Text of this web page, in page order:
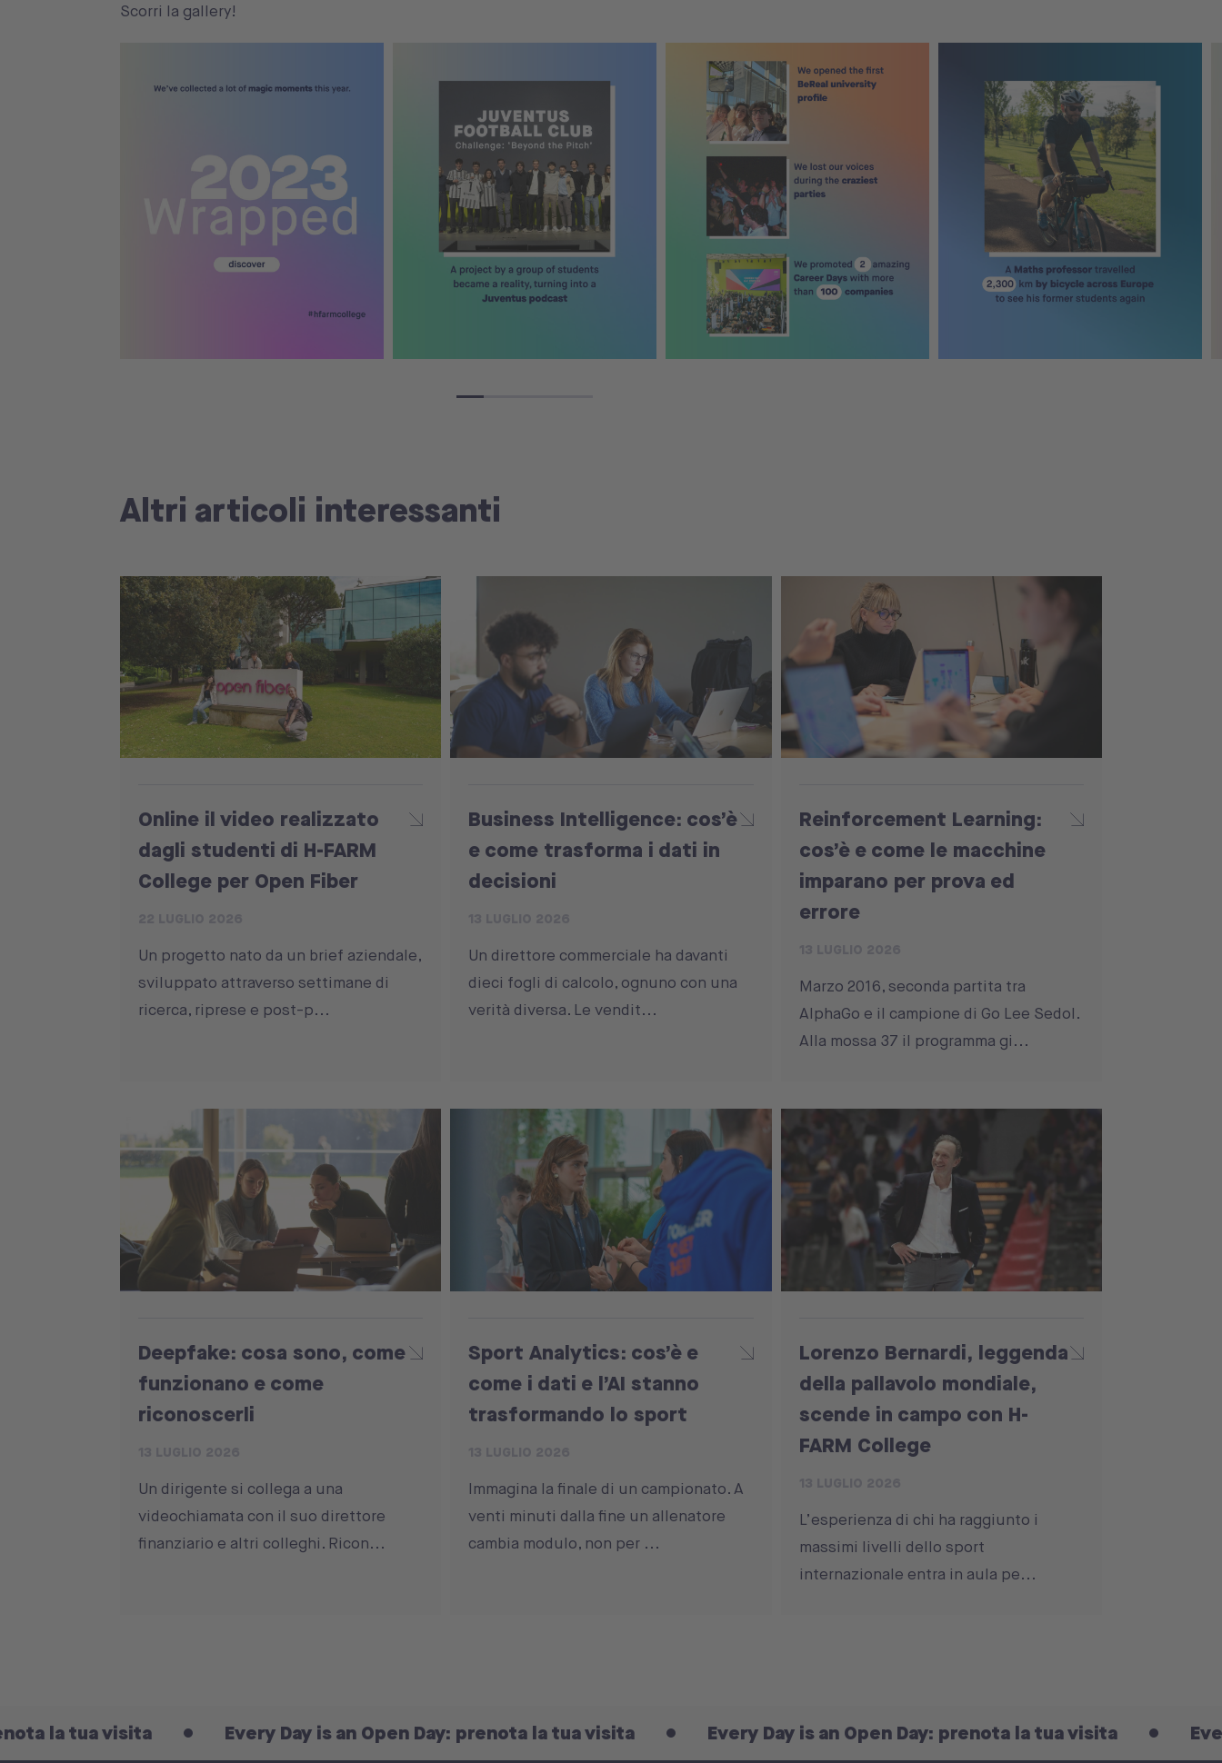
Scorri la gallery!
Altri articoli interessanti
Online il video realizzato
dagli studenti di H-FARM
College per Open Fiber
Un progetto nato da un brief aziendale,
sviluppato attraverso settimane di
ricerca, riprese e post-p...
Business Intelligence: cos’è
e come trasforma i dati in
decisioni
Un direttore commerciale ha davanti
dieci fogli di calcolo, ognuno con una
verità diversa. Le vendit...
Reinforcement Learning:
cos’è e come le macchine
imparano per prova ed
errore
Marzo 2016, seconda partita tra
AlphaGo e il campione di Go Lee Sedol.
Alla mossa 37 il programma gi...
Deepfake: cosa sono, come
funzionano e come
riconoscerli
Un dirigente si collega a una
videochiamata con il suo direttore
finanziario e altri colleghi. Ricon...
Sport Analytics: cos’è e
come i dati e l’AI stanno
trasformando lo sport
Immagina la finale di un campionato. A
venti minuti dalla fine un allenatore
cambia modulo, non per ...
Lorenzo Bernardi, leggenda
della pallavolo mondiale,
scende in campo con H-
FARM College
L’esperienza di chi ha raggiunto i
massimi livelli dello sport
internazionale entra in aula pe...
visita Every Day is an Open Day: prenota la tua visita Every Day is an Open Day: prenota la tua visita Every Day is